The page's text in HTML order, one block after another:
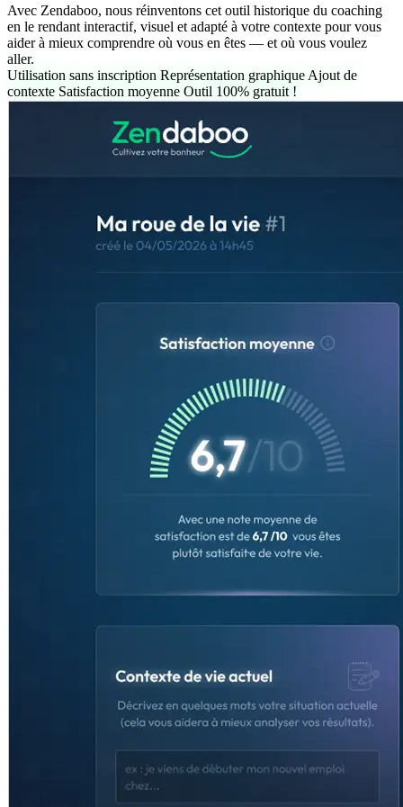
Avec Zendaboo, nous réinventons cet outil historique du coaching
en le rendant interactif, visuel et adapté à votre contexte pour vous
aider à mieux comprendre où vous en êtes — et où vous voulez
aller.
Utilisation sans inscription Représentation graphique Ajout de
contexte Satisfaction moyenne Outil 100% gratuit !